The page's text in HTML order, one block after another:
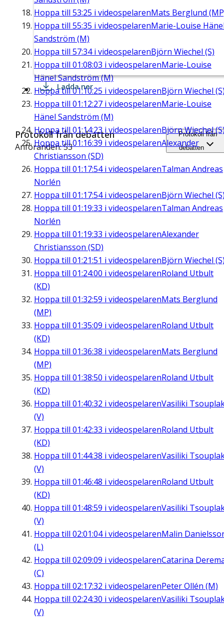
Hoppa till 53:25 i videospelarenMats Berglund
Hoppa till 55:35 i videospelarenMarie-Louise
Sandström (M)
Hoppa till 57:34i videospelarenBjörn Wiechel (S)
Hoppa till 01:08:03 i videospelarenMarie-Louise
Hänel Sandström (M)
Hoppa till01:10:25 i videospelarenBjörn Wiechel
Hoppa till 01:12:27 i videospelarenMarie-Louise
Hänel Sandström (M)
Hoppa till 01:14:23 i videospelarenBjörn Wiechel
Hoppa till01:16:39 i videospelarenAlexander
Christiansson (SD)
Hoppa till 01:17:54i videospelarenTalman Andreas
Norlén
Hoppa till 01:17:54i videospelarenBjörn Wiechel
Hoppa till 01:19:33 i videospelarenTalman Andreas
Norlén
Hoppa till 01:19:33 i videospelarenAlexander
Christiansson (SD)
Hoppa till 01:21:51 i videospelarenBjörn Wiechel
Hoppa till 01:24:00 i videospelarenRoland Utbult
(KD)
Hoppa till 01:32:59 i videospelarenMats Berglund
(MP)
Hoppa till 01:35:09 i videospelarenRoland Utbult
(KD)
Hoppa till 01:36:38 i videospelarenMats Berglund
(MP)
Hoppa till 01:38:50 i videospelarenRoland Utbult
(KD)
Hoppa till 01:40:32 i videospelarenVasiliki
(V)
Hoppa till 01:42:33 i videospelarenRoland Utbult
(KD)
Hoppa till 01:44:38 i videospelarenVasiliki
(V)
Hoppa till 01:46:48 i videospelarenRoland Utbult
(KD)
Hoppa till 01:48:59 i videospelarenVasiliki
(V)
Hoppa till 02:01:04i videospelarenMalin
(L)
Hoppa till 02:09:09 i videospelarenCatarina
(C)
Hoppa till 02:17:32 i videospelarenPeter Ollén (M)
Hoppa till 02:24:30 i videospelarenVasiliki
(V)
Ladda ner
Protokoll från debatten
Anföranden: 53
Protokoll från
debatten